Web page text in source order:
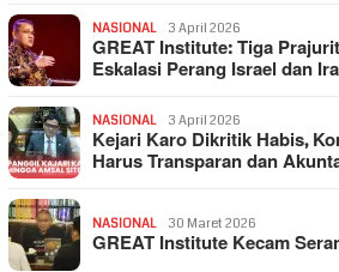
NASIONAL 3 April 2026
GREAT Institute: Tiga
Eskalasi Perang Israel dan
NASIONAL 3 April 2026
Kejari Karo Dikritik Habis,
Harus Transparan dan
NASIONAL 30 Maret 2026
GREAT Institute Kecam